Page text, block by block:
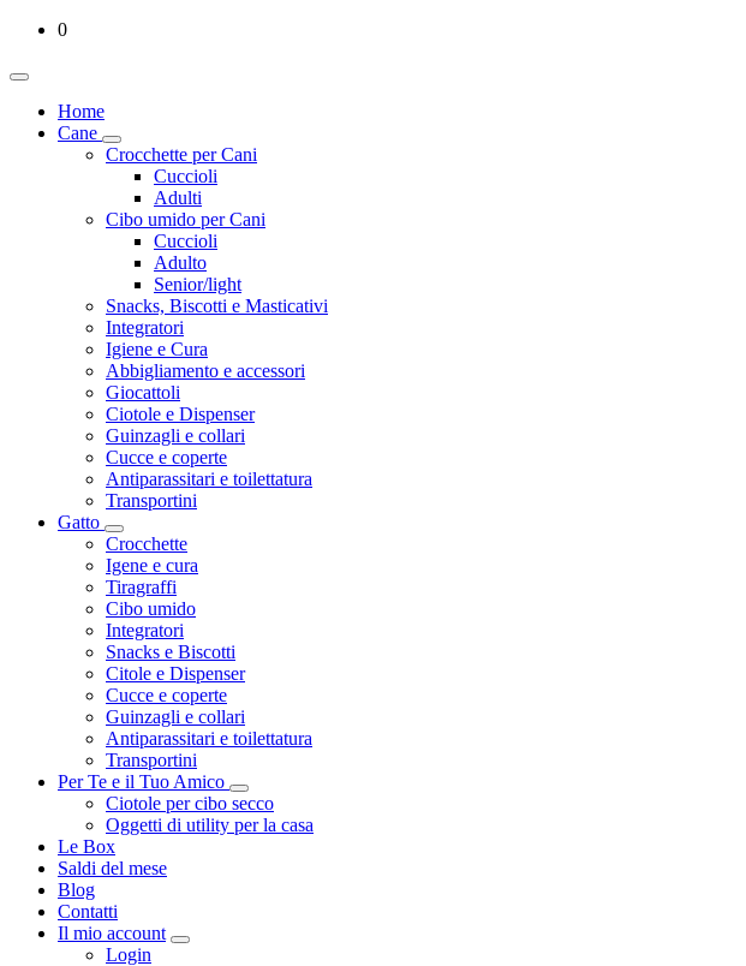
0
Home
Cane
Crocchette per Cani
Cuccioli
Adulti
Cibo umido per Cani
Cuccioli
Adulto
Senior/light
Snacks, Biscotti e Masticativi
Integratori
Igiene e Cura
Abbigliamento e accessori
Giocattoli
Ciotole e Dispenser
Guinzagli e collari
Cucce e coperte
Antiparassitari e toilettatura
Transportini
Gatto
Crocchette
Igene e cura
Tiragraffi
Cibo umido
Integratori
Snacks e Biscotti
Citole e Dispenser
Cucce e coperte
Guinzagli e collari
Antiparassitari e toilettatura
Transportini
Per Te e il Tuo Amico
Ciotole per cibo secco
Oggetti di utility per la casa
Le Box
Saldi del mese
Blog
Contatti
Il mio account
Login